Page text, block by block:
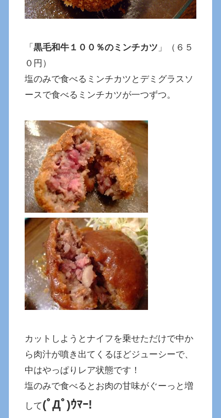
「黒毛和牛１００％のミンチカツ 」（６５
０円）
塩のみで食べるミンチカツとデミグラスソ
ースで食べるミンチカツが一つずつ。
カットしようとナイフを乗せただけで中か
ら肉汁が噴き出てくるほどジューシーで、
中はやっぱりレア状態です！
塩のみで食べるとお肉の甘味がぐーっと増
して(ﾟДﾟ)ｳﾏｰ!